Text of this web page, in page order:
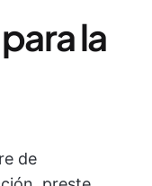
la
de